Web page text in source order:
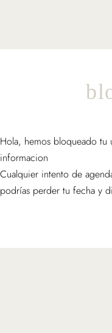
Hola, hemos bloqueado tu
informacion
Cualquier intento de
podrías perder tu fecha y